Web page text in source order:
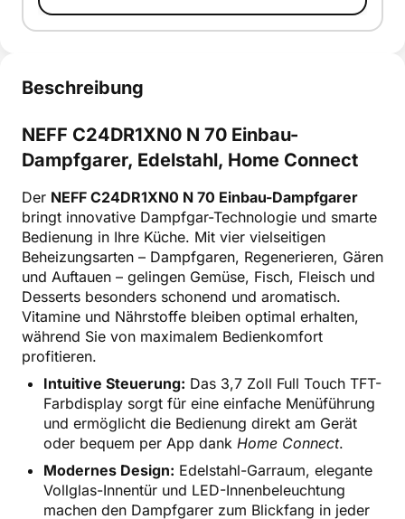
Beschreibung
NEFF C24DR1XN0 N 70 Einbau-
Dampfgarer, Edelstahl, Home Connect
Der NEFF C24DR1XN0 N 70 Einbau-Dampfgarer
bringt innovative Dampfgar-Technologie und smarte
Bedienung in Ihre Küche. Mit vier vielseitigen
Beheizungsarten – Dampfgaren, Regenerieren, Gären
und Auftauen – gelingen Gemüse, Fisch, Fleisch und
Desserts besonders schonend und aromatisch.
Vitamine und Nährstoffe bleiben optimal erhalten,
während Sie von maximalem Bedienkomfort
profitieren.
Intuitive Steuerung: Das 3,7 Zoll Full Touch TFT-
Farbdisplay sorgt für eine einfache Menüführung
und ermöglicht die Bedienung direkt am Gerät
oder bequem per App dank Home Connect.
Modernes Design: Edelstahl-Garraum, elegante
Vollglas-Innentür und LED-Innenbeleuchtung
machen den Dampfgarer zum Blickfang in jeder